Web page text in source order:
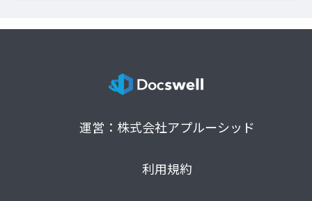
運営：株式会社アプルーシッド
利用規約